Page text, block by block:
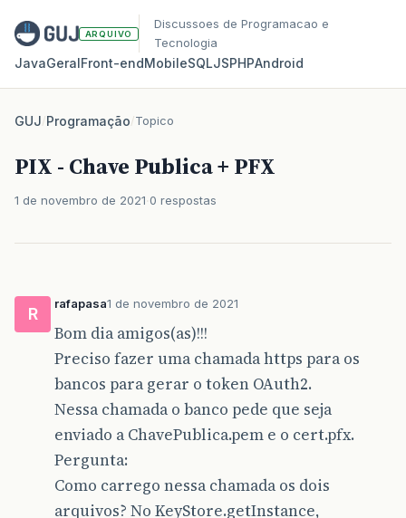
ARQUIVO
Discussoes de Programacao e
Tecnologia
JavaGeralFront‑endMobileSQLJSPHPAndroid
GUJ/Programação/Topico
PIX - Chave Publica + PFX
1 de novembro de 2021 0 respostas
R
rafapasa1 de novembro de 2021
Bom dia amigos(as)!!!
Preciso fazer uma chamada https para os
bancos para gerar o token OAuth2.
Nessa chamada o banco pede que seja
enviado a ChavePublica.pem e o cert.pfx.
Pergunta:
Como carrego nessa chamada os dois
arquivos? No KeyStore.getInstance,